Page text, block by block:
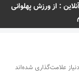
: از ورزش پهلوانی
علامت‌گذاری شده‌اند